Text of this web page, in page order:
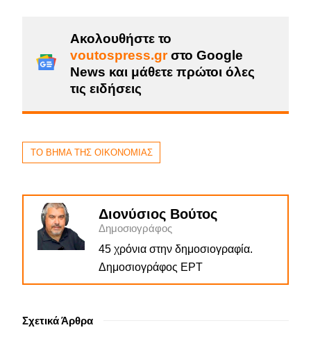
Ακολουθήστε το
voutospress.grστο Google
News και μάθετε πρώτοι όλες
τις ειδήσεις
ΤΟ ΒΗΜΑ ΤΗΣ ΟΙΚΟΝΟΜΙΑΣ
Διονύσιος Βούτος
Δημοσιογράφος
45 χρόνια στην δημοσιογραφία.
Δημοσιογράφος ΕΡΤ
Σχετικά Άρθρα